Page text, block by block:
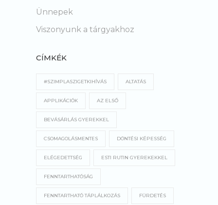
Ünnepek
Viszonyunk a tárgyakhoz
CÍMKÉK
#SZIMPLASZIGETKIHÍVÁS ALTATÁS
APPLIKÁCIÓK AZ ELSŐ
BEVÁSÁRLÁS GYEREKKEL
CSOMAGOLÁSMENTES DÖNTÉSI KÉPESSÉG
ELÉGEDETTSÉG ESTI RUTIN GYEREKEKKEL
FENNTARTHATÓSÁG
FENNTARTHATÓ TÁPLÁLKOZÁS FÜRDETÉS